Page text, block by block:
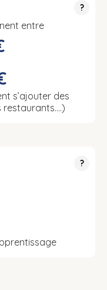
?
entre
s’ajouter des
restaurants….)
?